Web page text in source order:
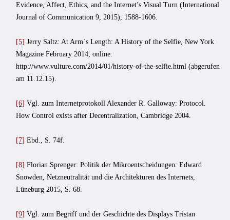
Evidence, Affect, Ethics, and the Internet’s Visual Turn (International
Journal of Communication 9, 2015), 1588-1606.
[5] Jerry Saltz: At Arm´s Length: A History of the Selfie, New York
Magazine February 2014, online:
http://www.vulture.com/2014/01/history-of-the-selfie.html (abgerufen
am 11.12.15).
[6] Vgl. zum Internetprotokoll Alexander R. Galloway: Protocol.
How Control exists after Decentralization, Cambridge 2004.
[7] Ebd., S. 74f.
[8] Florian Sprenger: Politik der Mikroentscheidungen: Edward
Snowden, Netzneutralität und die Architekturen des Internets,
Lüneburg 2015, S. 68.
[9] Vgl. zum Begriff und der Geschichte des Displays Tristan